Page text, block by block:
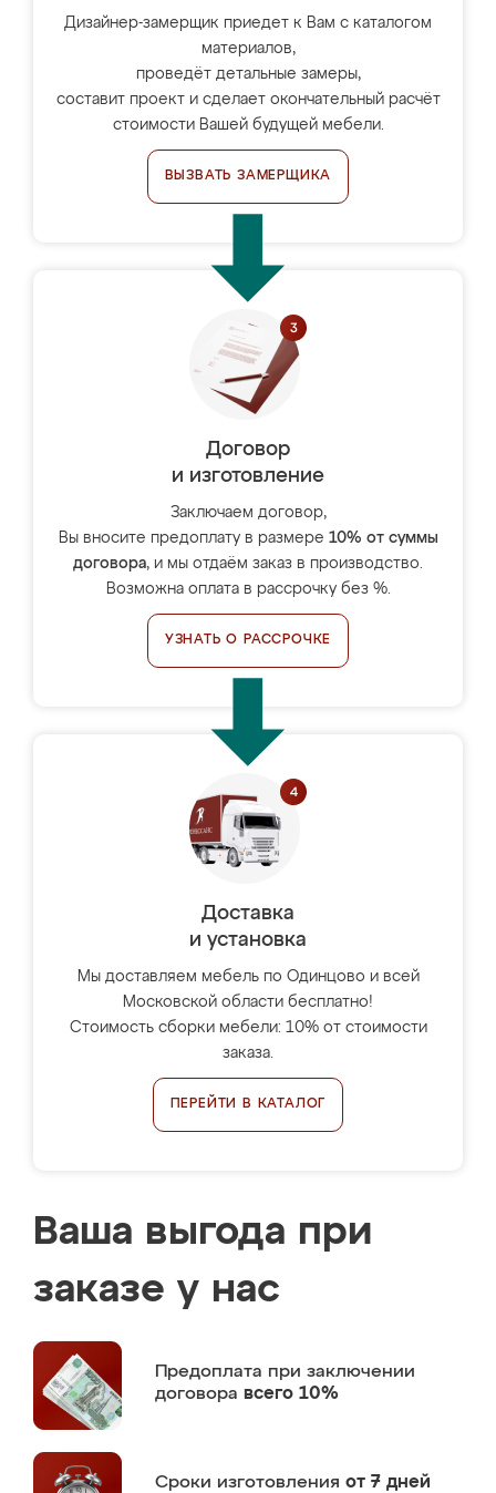
Дизайнер-замерщик приедет к Вам с каталогом
материалов,
проведёт детальные замеры,
составит проект и сделает окончательный расчёт
стоимости Вашей будущей мебели.
ВЫЗВАТЬ ЗАМЕРЩИКА
Договор
и изготовление
Заключаем договор,
Вы вносите предоплату в размере 10% от суммы
договора, и мы отдаём заказ в производство.
Возможна оплата в рассрочку без %.
УЗНАТЬ О РАССРОЧКЕ
Доставка
и установка
Мы доставляем мебель по Одинцово и всей
Московской области бесплатно!
Стоимость сборки мебели: 10% от стоимости
заказа.
ПЕРЕЙТИ В КАТАЛОГ
Ваша выгода при
заказе у нас
Предоплата при заключении
договора всего 10%
Сроки изготовления от 7 дней